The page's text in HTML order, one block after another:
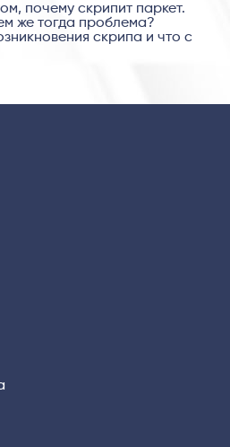
почему скрипит паркет.
же тогда проблема?
скрипа и что с